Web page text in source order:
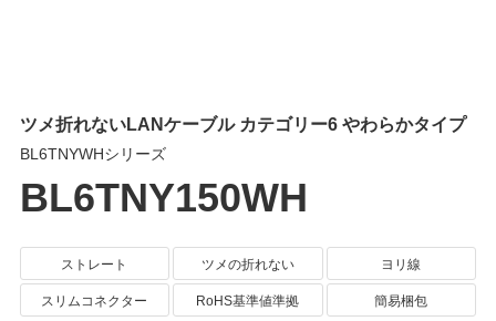
ツメ折れないLANケーブル カテゴリー6 やわらかタイプ
BL6TNYWHシリーズ
BL6TNY150WH
ストレート ツメの折れない
ヨリ線
スリムコネクター
RoHS基準値準拠 簡易梱包